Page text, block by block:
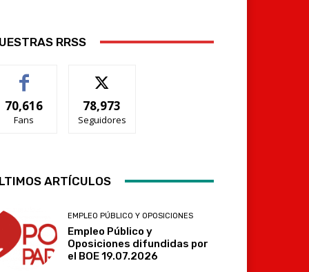
RRSS
70,616
Fans
78,973
Seguidores
ARTÍCULOS
EMPLEO PÚBLICO Y OPOSICIONES
Empleo Público y
Oposiciones difundidas por
el BOE 19.07.2026